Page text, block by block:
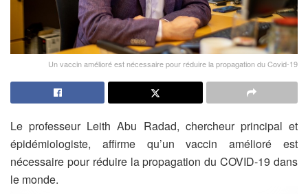
Un vaccin amélioré est nécessaire pour réduire la propagation du Covid-19
Le professeur Leith Abu Radad, chercheur principal et
épidémiologiste, affirme qu’un vaccin amélioré est
nécessaire pour réduire la propagation du COVID-19 dans
le monde.